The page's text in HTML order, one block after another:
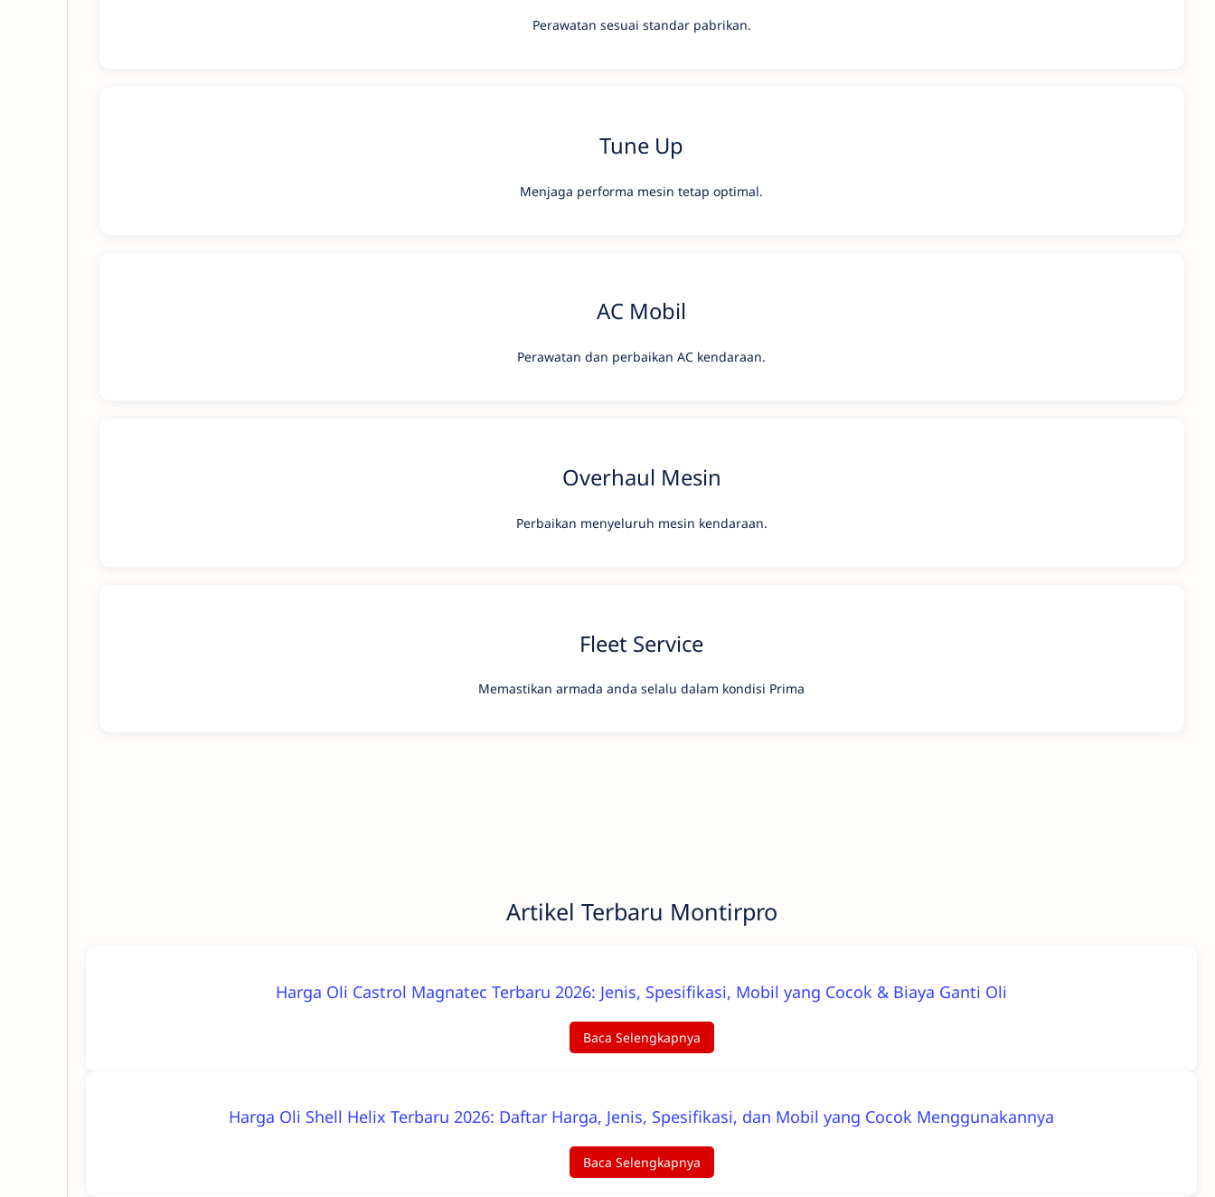
Perawatan sesuai standar pabrikan.
Tune Up
Menjaga performa mesin tetap optimal.
AC Mobil
Perawatan dan perbaikan AC kendaraan.
Overhaul Mesin
Perbaikan menyeluruh mesin kendaraan.
Fleet Service
Memastikan armada anda selalu dalam kondisi Prima
Artikel Terbaru Montirpro
Harga Oli Castrol Magnatec Terbaru 2026: Jenis, Spesifikasi, Mobil yang Cocok & Biaya Ganti Oli
Baca Selengkapnya
Harga Oli Shell Helix Terbaru 2026: Daftar Harga, Jenis, Spesifikasi, dan Mobil yang Cocok Menggunakannya
Baca Selengkapnya